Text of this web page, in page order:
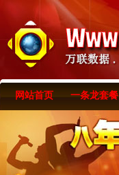
网站首页 一条龙套餐